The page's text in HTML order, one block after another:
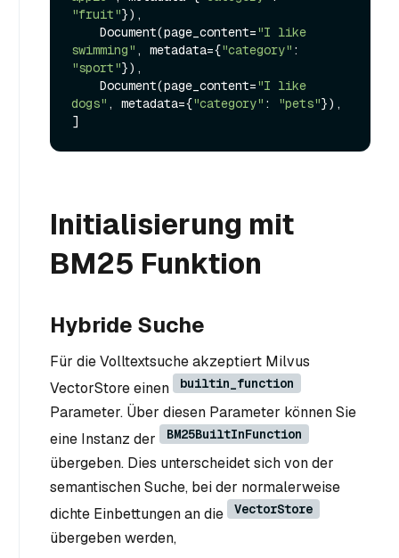
"fruit"}),
    Document(page_content=
"I like
swimming" , metadata={"category"
"sport"}),
    Document(page_content=
"I like
dogs" , metadata={"category" : "pets"}),
Initialisierung mit
BM25 Funktion
Hybride Suche
Für die Volltextsuche akzeptiert Milvus
VectorStore einen
builtin_function
Parameter. Über diesen Parameter können Sie
eine Instanz der
BM25BuiltInFunction
übergeben. Dies unterscheidet sich von der
semantischen Suche, bei der normalerweise
dichte Einbettungen an die
VectorStore
übergeben werden,